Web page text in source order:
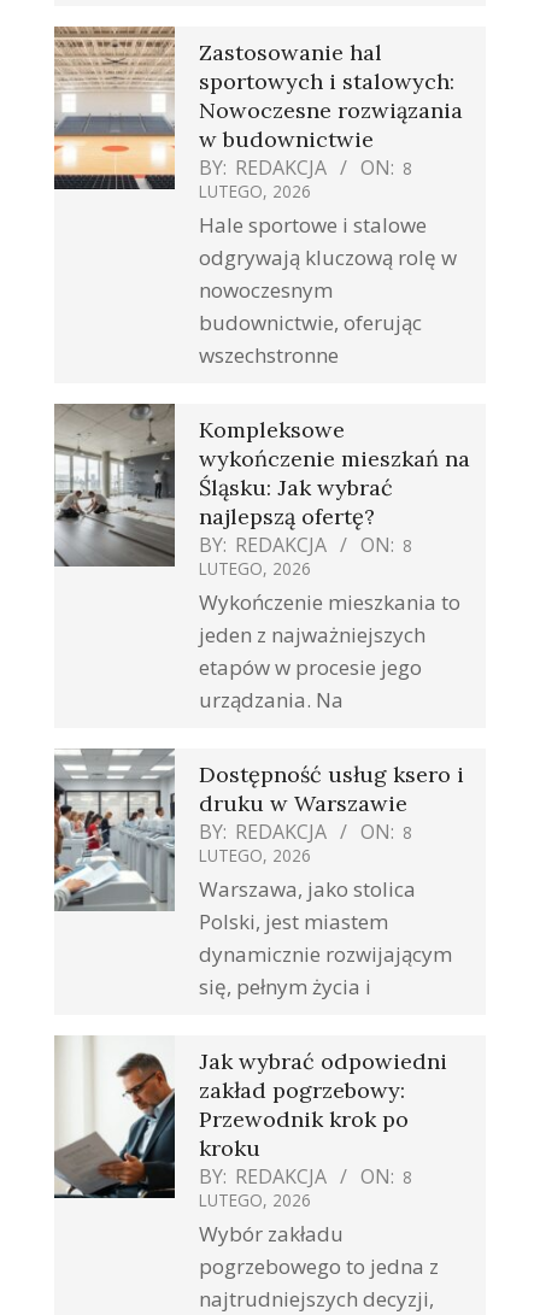
Zastosowanie hal
sportowych i stalowych:
Nowoczesne rozwiązania
w budownictwie
BY: REDAKCJA ON: 8
LUTEGO, 2026
Hale sportowe i stalowe
odgrywają kluczową rolę w
nowoczesnym
budownictwie, oferując
wszechstronne
Kompleksowe
wykończenie mieszkań na
Śląsku: Jak wybrać
najlepszą ofertę?
BY: REDAKCJA ON: 8
LUTEGO, 2026
Wykończenie mieszkania to
jeden z najważniejszych
etapów w procesie jego
urządzania. Na
Dostępność usług ksero i
druku w Warszawie
BY: REDAKCJA ON: 8
LUTEGO, 2026
Warszawa, jako stolica
Polski, jest miastem
dynamicznie rozwijającym
się, pełnym życia i
Jak wybrać odpowiedni
zakład pogrzebowy:
Przewodnik krok po
kroku
BY: REDAKCJA ON: 8
LUTEGO, 2026
Wybór zakładu
pogrzebowego to jedna z
najtrudniejszych decyzji,